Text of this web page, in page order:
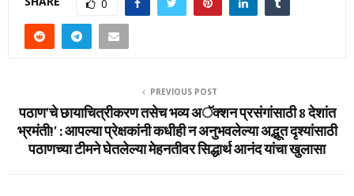
0
PREVIOUS POST
पठाण’चे छायाचित्रीकरण तसेच भव्य अॅक्शन प्रसंगांसाठी 8 देशांत
भ्रमंती!’ : आपल्या प्रेक्षकांनी कधीही न अनुभवलेल्या अद्भूत दृश्यांसाठी
पठाणच्या टीमने घेतलेल्या मेहनतीवर सिद्धार्थ आनंद यांचा खुलासा